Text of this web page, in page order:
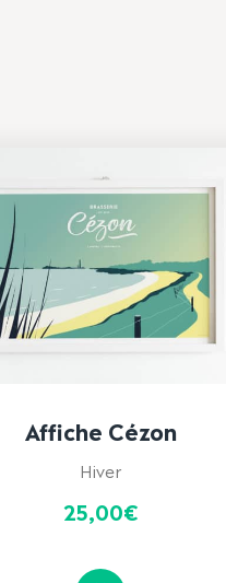
Affiche Cézon
Hiver
25,00€